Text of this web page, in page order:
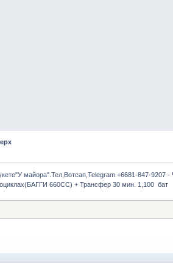
майора".Тел,Вотсап,Telegram +6681-847-9207 -
660CC) + Трансфер 30 мин. 1,100  бат